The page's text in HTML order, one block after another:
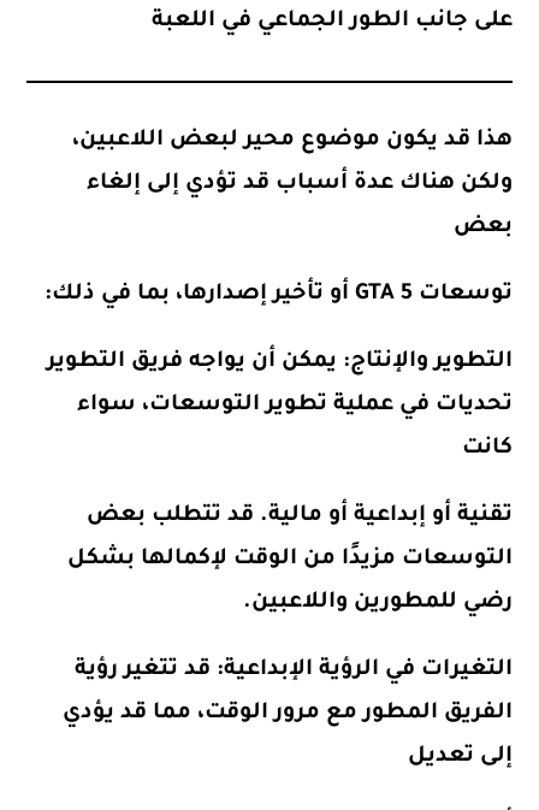
على جانب الطور الجماعي في اللعبة
هذا قد يكون موضوع محير لبعض اللاعبين،
ولكن هناك عدة أسباب قد تؤدي إلى إلغاء
بعض
توسعات GTA 5 أو تأخير إصدارها، بما في ذلك:
التطوير والإنتاج: يمكن أن يواجه فريق التطوير
تحديات في عملية تطوير التوسعات، سواء
كانت
تقنية أو إبداعية أو مالية. قد تتطلب بعض
التوسعات مزيدًا من الوقت لإكمالها بشكل
رضي للمطورين واللاعبين.
التغيرات في الرؤية الإبداعية: قد تتغير رؤية
الفريق المطور مع مرور الوقت، مما قد يؤدي
إلى تعديل